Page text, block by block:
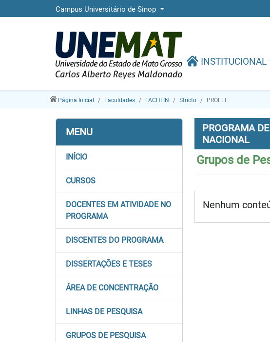
Campus Universitário de Sinop
INSTITUCIONAL
Página Inicial Faculdades FACHLIN Stricto PROFEI
MENU
INÍCIO
CURSOS
DOCENTES EM ATIVIDADE NO
PROGRAMA
DISCENTES DO PROGRAMA
DISSERTAÇÕES E TESES
ÁREA DE CONCENTRAÇÃO
LINHAS DE PESQUISA
GRUPOS DE PESQUISA
PROGRAMA
NACIONAL
Grupos de
Nenhum